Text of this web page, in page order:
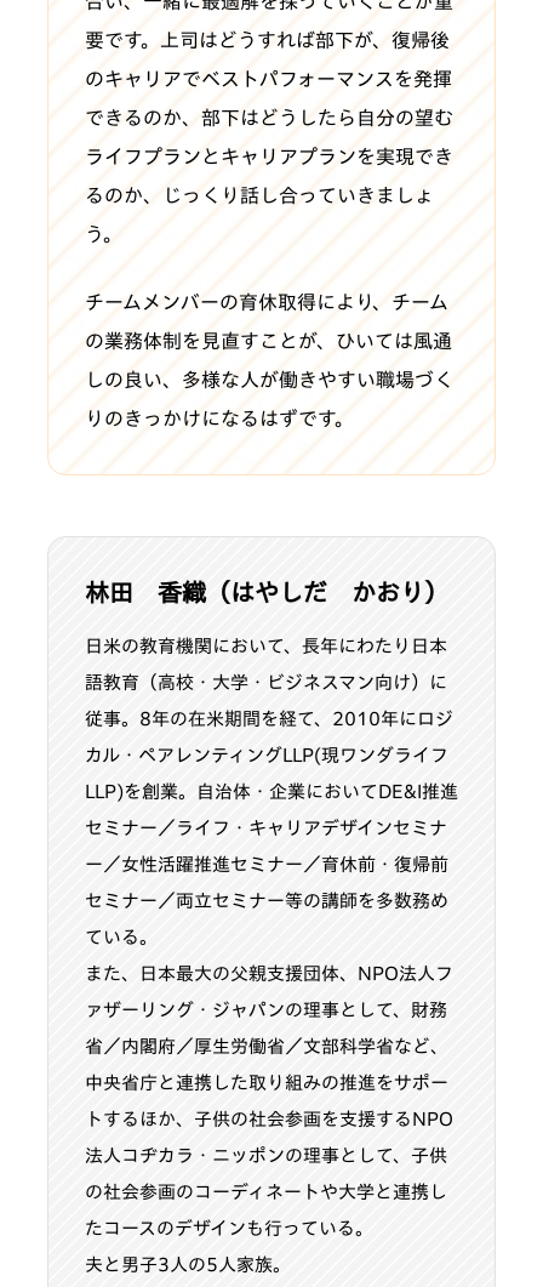
要です。上司はどうすれば部下が、復帰後
のキャリアでベストパフォーマンスを発揮
できるのか、部下はどうしたら自分の望む
ライフプランとキャリアプランを実現でき
るのか、じっくり話し合っていきましょ
う。
チームメンバーの育休取得により、チーム
の業務体制を見直すことが、ひいては風通
しの良い、多様な人が働きやすい職場づく
りのきっかけになるはずです。
林田 香織（はやしだ かおり）
日米の教育機関において、長年にわたり日本
語教育（高校・大学・ビジネスマン向け）に
従事。8年の在米期間を経て、2010年にロジ
カル・ペアレンティングLLP(現ワンダライフ
LLP)を創業。自治体・企業においてDE&I推進
セミナー／ライフ・キャリアデザインセミナ
ー／女性活躍推進セミナー／育休前・復帰前
セミナー／両立セミナー等の講師を多数務め
ている。
また、日本最大の父親支援団体、NPO法人フ
ァザーリング・ジャパンの理事として、財務
省／内閣府／厚生労働省／文部科学省など、
中央省庁と連携した取り組みの推進をサポー
トするほか、子供の社会参画を支援するNPO
法人コヂカラ・ニッポンの理事として、子供
の社会参画のコーディネートや大学と連携し
たコースのデザインも行っている。
夫と男子3人の5人家族。